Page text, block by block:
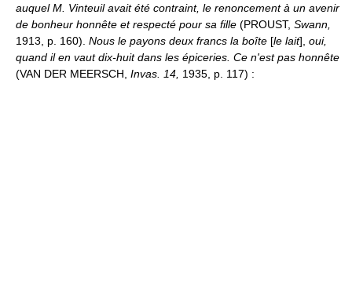
auquel M. Vinteuil avait été contraint, le renoncement à un avenir
de bonheur honnête et respecté pour sa fille (PROUST, Swann,
1913, p. 160). Nous le payons deux francs la boîte [le lait], oui,
quand il en vaut dix-huit dans les épiceries. Ce n'est pas honnête
(VAN DER MEERSCH, Invas. 14, 1935, p. 117) :